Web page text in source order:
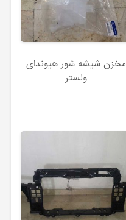
مخزن شیشه شور هیوندای
ولستر